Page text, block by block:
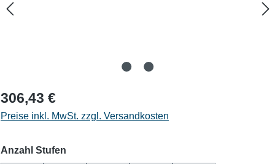
306,43 €
Preise inkl. MwSt. zzgl. Versandkosten
Anzahl Stufen